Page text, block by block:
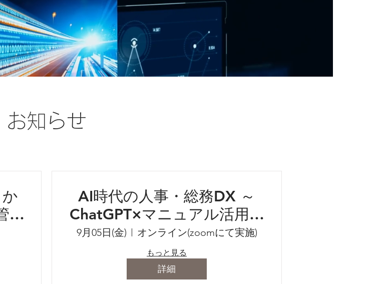
お知らせ
理
AI時代の人事・総務DX ～
ChatGPT×マニュアル活用最
前線～
9月05日(金) オンライン(zoomにて実施)
もっと見る
詳細